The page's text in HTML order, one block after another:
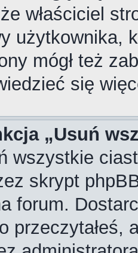
właściciel
użytkownika,
mógł też
się
„Usuń
wszystkie
skrypt
forum.
przeczytałeś,